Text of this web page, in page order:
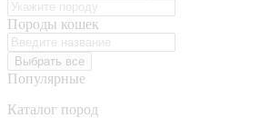
Породы кошек
Выбрать все
Популярные
Каталог пород